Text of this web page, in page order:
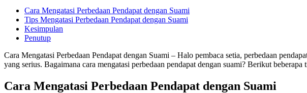
Cara Mengatasi Perbedaan Pendapat dengan Suami
Tips Mengatasi Perbedaan Pendapat dengan Suami
Kesimpulan
Penutup
Cara Mengatasi Perbedaan Pendapat dengan Suami – Halo pembaca setia, perbedaan
yang serius. Bagaimana cara mengatasi perbedaan pendapat dengan suami? Berikut
Cara Mengatasi Perbedaan Pendapat dengan Suami